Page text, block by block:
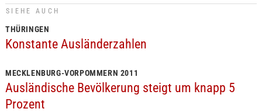
SIEHE AUCH
THÜRINGEN
Konstante Ausländerzahlen
MECKLENBURG-VORPOMMERN 2011
Ausländische Bevölkerung steigt um knapp 5
Prozent